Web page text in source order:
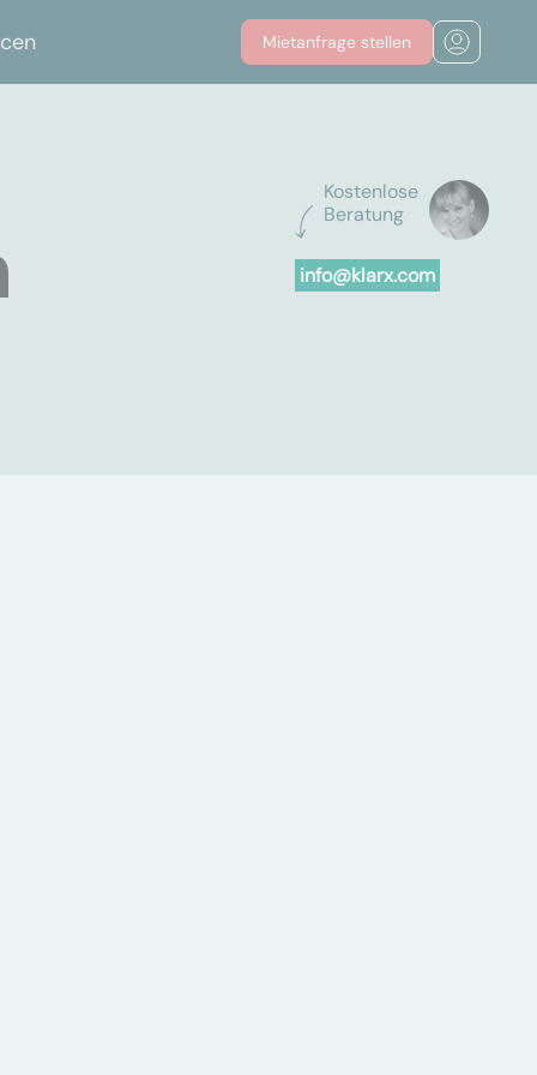
Mietanfrage stellen
Kostenlose
Beratung
info@klarx.com